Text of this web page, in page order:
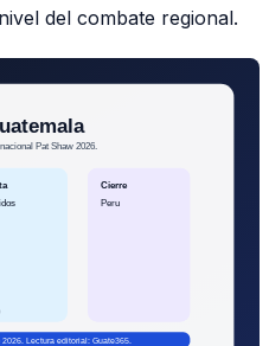
del combate regional.